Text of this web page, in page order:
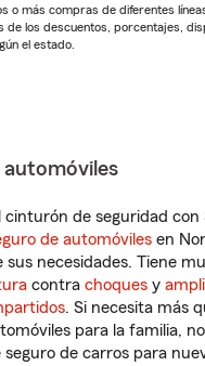
o más compras de diferentes
de los descuentos, porcentajes,
el estado.
automóviles
cinturón de seguridad con
de automóviles en
sus necesidades. Tiene
contra choques y
. Si necesita más
para la familia,
de carros para